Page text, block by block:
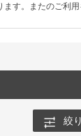
す。またのご利
絞